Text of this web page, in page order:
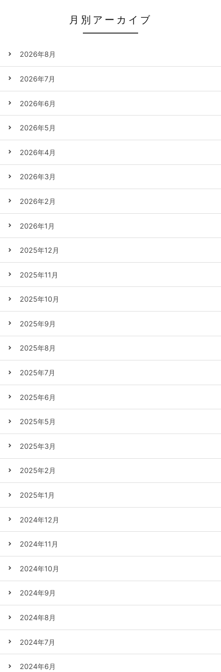
月別アーカイブ
2026年8月
2026年7月
2026年6月
2026年5月
2026年4月
2026年3月
2026年2月
2026年1月
2025年12月
2025年11月
2025年10月
2025年9月
2025年8月
2025年7月
2025年6月
2025年5月
2025年3月
2025年2月
2025年1月
2024年12月
2024年11月
2024年10月
2024年9月
2024年8月
2024年7月
2024年6月